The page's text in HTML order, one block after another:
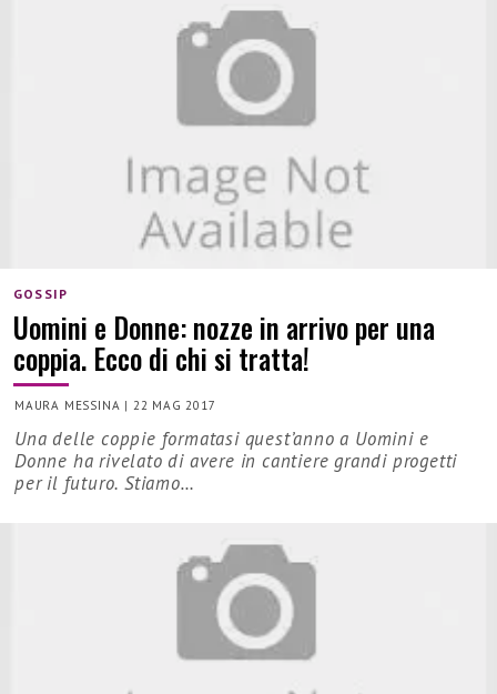
GOSSIP
Uomini e Donne: nozze in arrivo per una
coppia. Ecco di chi si tratta!
MAURA MESSINA | 22 MAG 2017
Una delle coppie formatasi quest’anno a Uomini e
Donne ha rivelato di avere in cantiere grandi progetti
per il futuro. Stiamo…